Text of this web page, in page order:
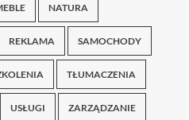
NATURA
REKLAMA SAMOCHODY
TŁUMACZENIA
USŁUGI ZARZĄDZANIE